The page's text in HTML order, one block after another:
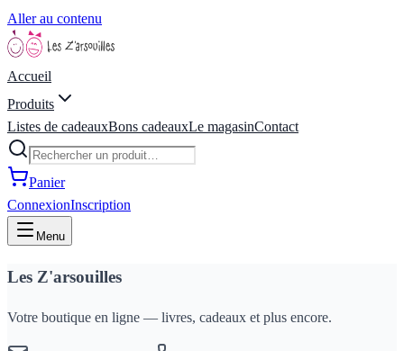
Aller au contenu
Accueil
Produits
Listes de cadeauxBons cadeauxLe magasinContact
Panier
ConnexionInscription
Menu
Les Z'arsouilles
Votre boutique en ligne — livres, cadeaux et plus encore.